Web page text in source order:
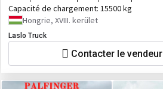
Capacité de chargement: 15500 kg
Hongrie, XVIII. kerület
Laslo Truck
Contacter le vendeur